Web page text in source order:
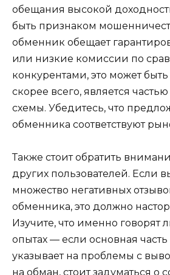
обещания высокой
быть признаком
обменник обещает
или низкие комиссии по
конкурентами, это может
скорее всего, является
схемы. Убедитесь, что
обменника соответствуют
Также стоит обратить
других пользователей. Если
множество негативных
обменника, это должно
Изучите, что именно говорят
опытах — если основная часть
указывает на проблемы с
на обман, стоит задуматься о